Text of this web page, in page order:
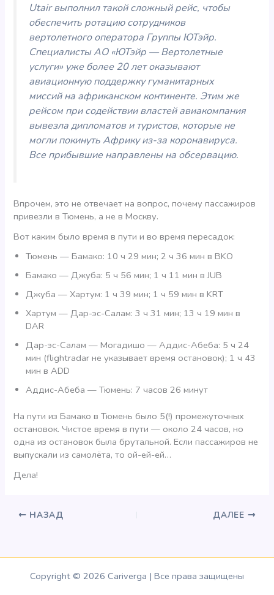
Utair выполнил такой сложный рейс, чтобы
обеспечить ротацию сотрудников
вертолетного оператора Группы ЮТэйр.
Специалисты АО «ЮТэйр — Вертолетные
услуги» уже более 20 лет оказывают
авиационную поддержку гуманитарных
миссий на африканском континенте. Этим же
рейсом при содействии властей авиакомпания
вывезла дипломатов и туристов, которые не
могли покинуть Африку из-за коронавируса.
Все прибывшие направлены на обсервацию.
Впрочем, это не отвечает на вопрос, почему пассажиров
привезли в Тюмень, а не в Москву.
Вот каким было время в пути и во время пересадок:
Тюмень — Бамако: 10 ч 29 мин; 2 ч 36 мин в BKO
Бамако — Джуба: 5 ч 56 мин; 1 ч 11 мин в JUB
Джуба — Хартум: 1 ч 39 мин; 1 ч 59 мин в KRT
Хартум — Дар-эс-Салам: 3 ч 31 мин; 13 ч 19 мин в
DAR
Дар-эс-Салам — Могадишо — Аддис-Абеба: 5 ч 24
мин (flightradar не указывает время остановок); 1 ч 43
мин в ADD
Аддис-Абеба — Тюмень: 7 часов 26 минут
На пути из Бамако в Тюмень было 5(!) промежуточных
остановок. Чистое время в пути — около 24 часов, но
одна из остановок была брутальной. Если пассажиров не
выпускали из самолёта, то ой-ей-ей…
Дела!
НАЗАД ДАЛЕЕ
Copyright © 2026 Cariverga | Все права защищены